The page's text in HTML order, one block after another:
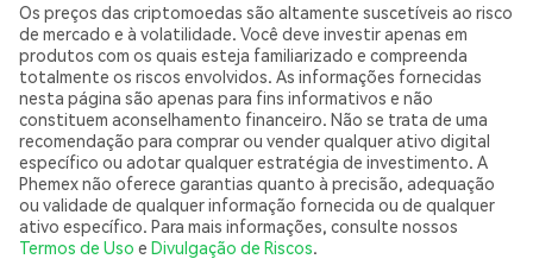
Os preços das criptomoedas são altamente suscetíveis ao risco
de mercado e à volatilidade. Você deve investir apenas em
produtos com os quais esteja familiarizado e compreenda
totalmente os riscos envolvidos. As informações fornecidas
nesta página são apenas para fins informativos e não
constituem aconselhamento financeiro. Não se trata de uma
recomendação para comprar ou vender qualquer ativo digital
específico ou adotar qualquer estratégia de investimento. A
Phemex não oferece garantias quanto à precisão, adequação
ou validade de qualquer informação fornecida ou de qualquer
ativo específico. Para mais informações, consulte nossos
Termos de Uso e Divulgação de Riscos.